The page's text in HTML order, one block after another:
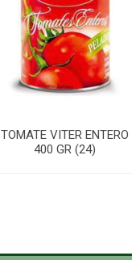
TOMATE VITER ENTERO
400 GR (24)